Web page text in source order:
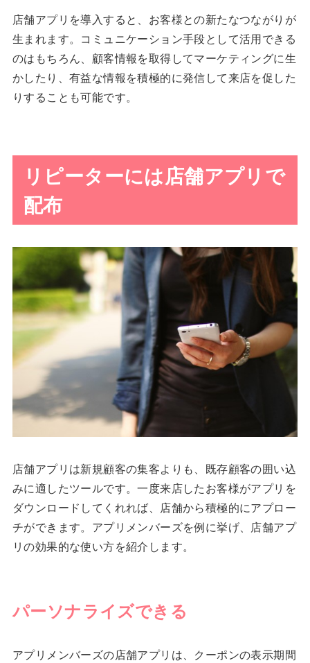
店舗アプリを導入すると、お客様との新たなつながりが
生まれます。コミュニケーション手段として活用できる
のはもちろん、顧客情報を取得してマーケティングに生
かしたり、有益な情報を積極的に発信して来店を促した
りすることも可能です。
リピーターには店舗アプリで
配布
店舗アプリは新規顧客の集客よりも、既存顧客の囲い込
みに適したツールです。一度来店したお客様がアプリを
ダウンロードしてくれれば、店舗から積極的にアプロー
チができます。アプリメンバーズを例に挙げ、店舗アプ
リの効果的な使い方を紹介します。
パーソナライズできる
アプリメンバーズの店舗アプリは、クーポンの表示期間